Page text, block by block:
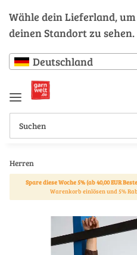
Wähle dein Lieferland,
deinen Standort zu sehen.
Deutschland
Herren
Spare diese Woche 5% (ab 40,00 EUR
Warenkorb einlösen und 5%